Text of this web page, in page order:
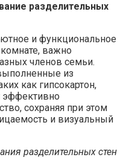
разделительных
и функциональное
важно
членов семьи.
из
как гипсокартон,
эффективно
сохраняя при этом
и визуальный
разделительных стен